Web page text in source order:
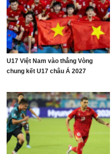
U17 Việt Nam vào thẳng Vòng
chung kết U17 châu Á 2027